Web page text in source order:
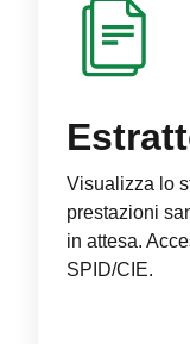
Visualizza lo
prestazioni
in attesa.
SPID/CIE.